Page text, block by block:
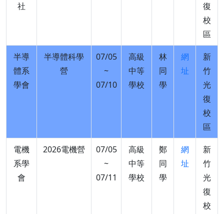
社
復
校
區
半導
體系
學會
半導體科學
營
07/05
~
07/10
高級
中等
學校
林
同
學
網
址
新
竹
光
復
校
區
電機
系學
會
2026電機營
07/05
~
07/11
高級
中等
學校
鄭
同
學
網
址
新
竹
光
復
校